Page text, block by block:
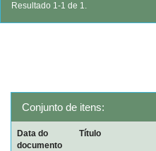
Resultado 1-1 de 1.
Conjunto de itens:
Data do
documento
Título